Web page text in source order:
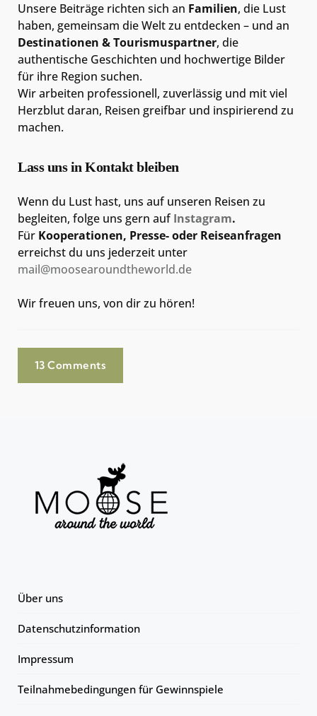
Unsere Beiträge richten sich an Familien, die Lust
haben, gemeinsam die Welt zu entdecken – und an
Destinationen & Tourismuspartner, die
authentische Geschichten und hochwertige Bilder
für ihre Region suchen.
Wir arbeiten professionell, zuverlässig und mit viel
Herzblut daran, Reisen greifbar und inspirierend zu
machen.
Lass uns in Kontakt bleiben
Wenn du Lust hast, uns auf unseren Reisen zu
begleiten, folge uns gern aufInstagram.
Für Kooperationen, Presse- oder Reiseanfragen
erreichst du uns jederzeit unter
mail@moosearoundtheworld.de
Wir freuen uns, von dir zu hören!
13 Comments
Über uns
Datenschutzinformation
Impressum
Teilnahmebedingungen für Gewinnspiele